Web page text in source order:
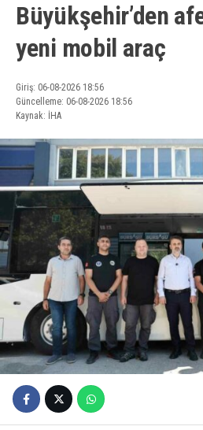
Büyükşehir’den
yeni mobil araç
Giriş: 06-08-2026 18:56
Güncelleme: 06-08-2026 18:56
Kaynak: İHA